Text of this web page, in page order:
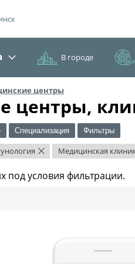
В городе
центры
центры,
Специализация Фильтры
× Медицинская
под условия фильтрации.